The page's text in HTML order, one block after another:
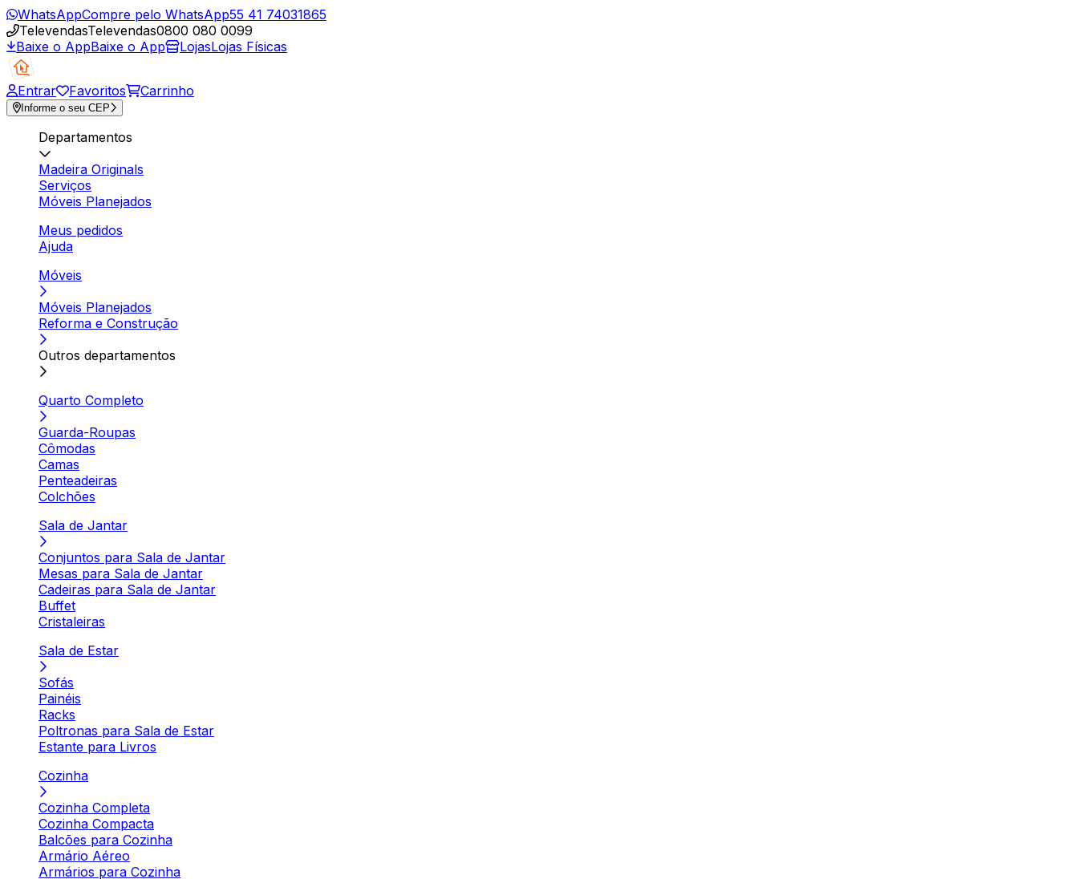
WhatsAppCompre pelo WhatsApp55 41 74031865
TelevendasTelevendas0800 080 0099
Baixe o AppBaixe o App LojasLojas Físicas
Entrar Favoritos Carrinho
Informe o seu CEP
Departamentos
Madeira Originals
Serviços
Móveis Planejados
Meus pedidos
Ajuda
Móveis
Móveis Planejados
Reforma e Construção
Outros departamentos
Quarto Completo
Guarda-Roupas
Cômodas
Camas
Penteadeiras
Colchões
Sala de Jantar
Conjuntos para Sala de Jantar
Mesas para Sala de Jantar
Cadeiras para Sala de Jantar
Buffet
Cristaleiras
Sala de Estar
Sofás
Painéis
Racks
Poltronas para Sala de Estar
Estante para Livros
Cozinha
Cozinha Completa
Cozinha Compacta
Balcões para Cozinha
Armário Aéreo
Armários para Cozinha